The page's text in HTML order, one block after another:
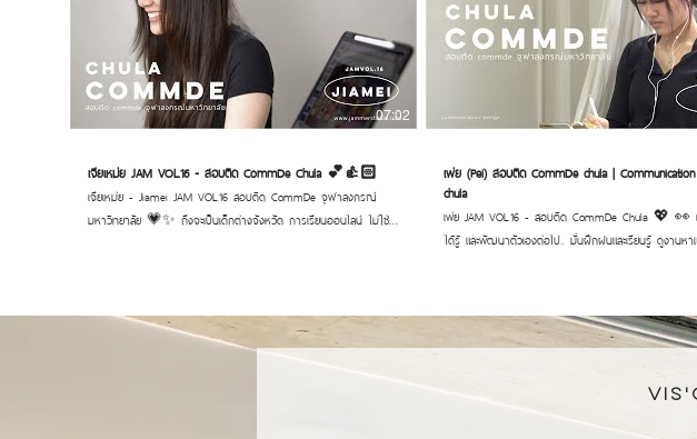
07:02
เจียเหม่ย JAM VOL.16 - สอบติด CommDe Chula 💕👍🏻
เจียเหม่ย - Jiamei JAM VOL.16 สอบติด CommDe จุฬาลงกรณ์
มหาวิทยาลัย 💗✨ ถึงจะเป็นเด็กต่างจังหวัด การเรียนออนไลน์ ไม่ใช่
ๆ 🙌🏻💕 _____________________ #สถาบันสอนศิลปะสถาปัตย์
และการออกแบบ #สอนศิลปะ #พอร์ตศิลปะ #เรียนศิลปะสยาม
เพ่ย (Pei) สอบติด CommDe chula |
chula
เพ่ย JAM VOL.16 - สอบติด CommDe Chula 💖 👀 เรียนเพื่อที่จะ
ได้รู้ และพัฒนาตัวเองต่อไป.. มั่นฝึกฝนและเรียนรู้ ดูงานหา
#เรียนศิลปะสยาม #commdechula #CommDe #ติว
https://www.opl.to/jammerstudio #jammerstudio #แจมเมอร์สตูดิโอ
TrackTribe & King Canyon - "Silent Night" ft. Eric
McDonald & Mike Chiavaro Original COPYRIGHT